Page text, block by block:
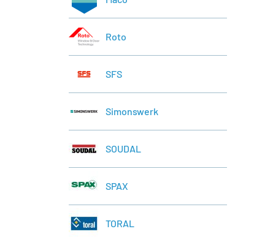
Roto
SFS
Simonswerk
SOUDAL
SPAX
TORAL